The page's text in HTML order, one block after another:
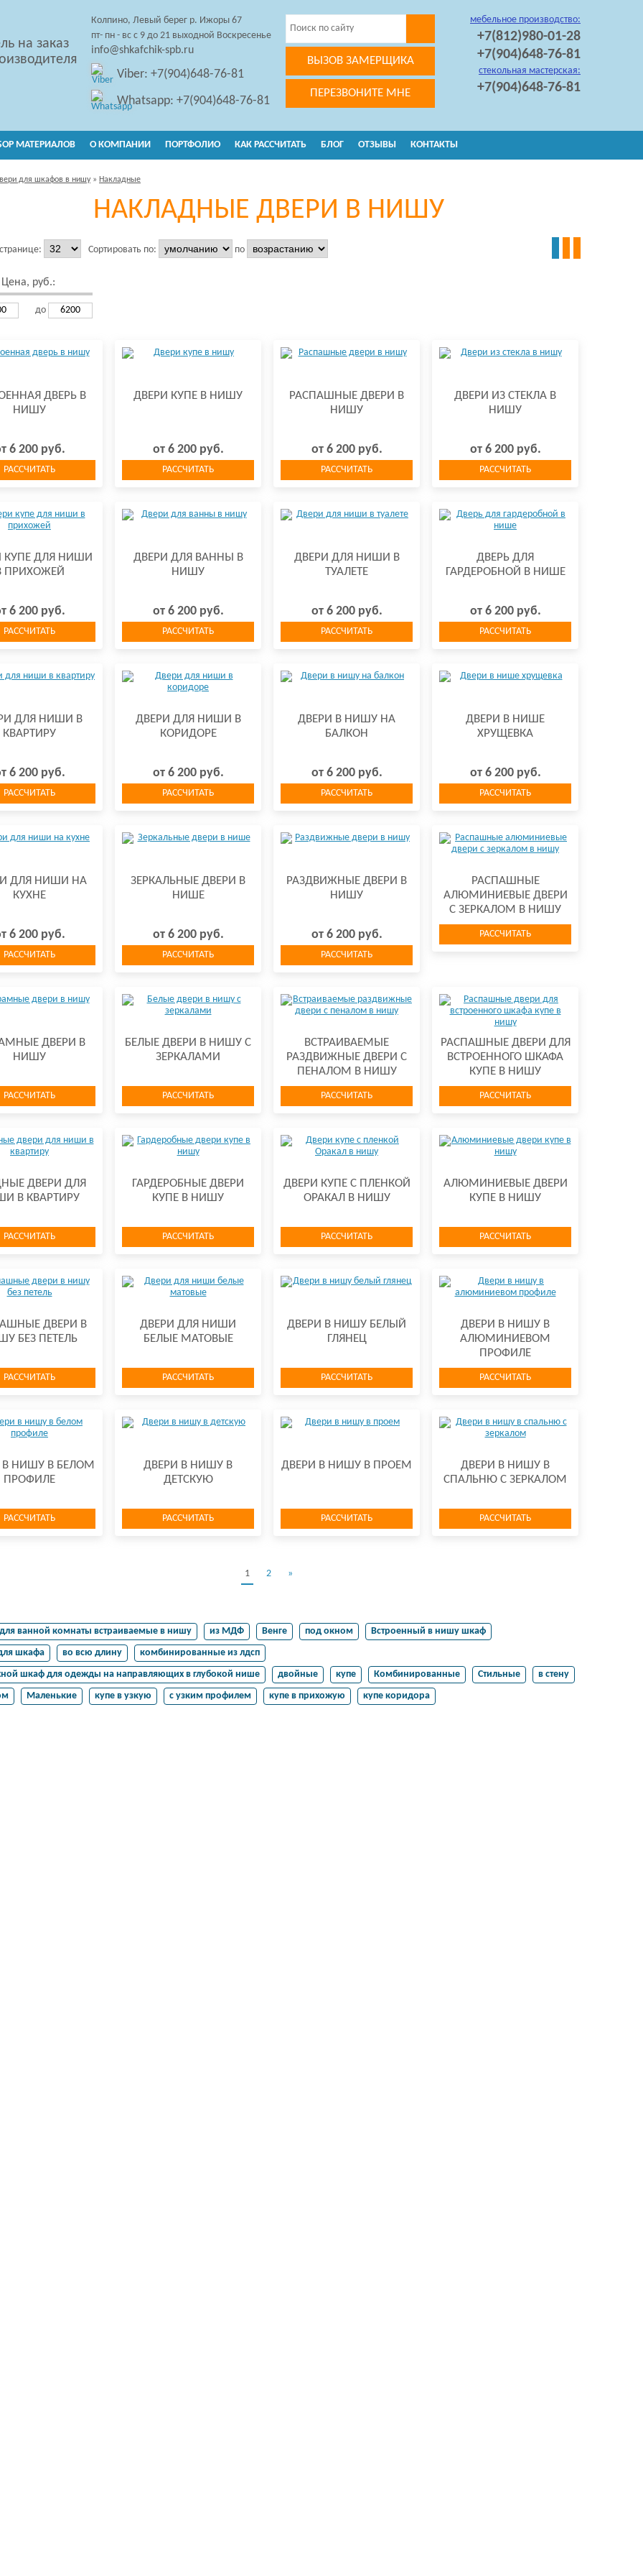
на заказ
Колпино, Левый берег р. Ижоры 67
пт- пн - вс с 9 до 21 выходной Воскресенье
info@shkafchik-spb.ru
Viber: +7(904)648-76-81
Whatsapp: +7(904)648-76-81
ВЫЗОВ ЗАМЕРЩИКА
ПЕРЕЗВОНИТЕ МНЕ
мебельное производство:
+7(812)980-01-28
+7(904)648-76-81
стекольная мастерская:
+7(904)648-76-81
МАТЕРИАЛОВ О КОМПАНИИ ПОРТФОЛИО КАК РАССЧИТАТЬ БЛОГ ОТЗЫВЫ КОНТАКТЫ
для шкафов в нишу » Накладные
НАКЛАДНЫЕ ДВЕРИ В НИШУ
Сортировать по: по
Цена, руб.:
до
ДВЕРЬ В
НИШУ
6 200 руб.
РАССЧИТАТЬ
ДВЕРИ КУПЕ В НИШУ
от 6 200 руб.
РАССЧИТАТЬ
РАСПАШНЫЕ ДВЕРИ В
НИШУ
от 6 200 руб.
РАССЧИТАТЬ
ДВЕРИ ИЗ СТЕКЛА В
НИШУ
от 6 200 руб.
РАССЧИТАТЬ
КУПЕ ДЛЯ НИШИ
ПРИХОЖЕЙ
6 200 руб.
РАССЧИТАТЬ
ДВЕРИ ДЛЯ ВАННЫ В
НИШУ
от 6 200 руб.
РАССЧИТАТЬ
ДВЕРИ ДЛЯ НИШИ В
ТУАЛЕТЕ
от 6 200 руб.
РАССЧИТАТЬ
ДВЕРЬ ДЛЯ
ГАРДЕРОБНОЙ В НИШЕ
от 6 200 руб.
РАССЧИТАТЬ
ДЛЯ НИШИ В
КВАРТИРУ
6 200 руб.
РАССЧИТАТЬ
ДВЕРИ ДЛЯ НИШИ В
КОРИДОРЕ
от 6 200 руб.
РАССЧИТАТЬ
ДВЕРИ В НИШУ НА
БАЛКОН
от 6 200 руб.
РАССЧИТАТЬ
ДВЕРИ В НИШЕ
ХРУЩЕВКА
от 6 200 руб.
РАССЧИТАТЬ
ДЛЯ НИШИ НА
КУХНЕ
6 200 руб.
РАССЧИТАТЬ
ЗЕРКАЛЬНЫЕ ДВЕРИ В
НИШЕ
от 6 200 руб.
РАССЧИТАТЬ
РАЗДВИЖНЫЕ ДВЕРИ В
НИШУ
от 6 200 руб.
РАССЧИТАТЬ
РАСПАШНЫЕ
АЛЮМИНИЕВЫЕ ДВЕРИ
С ЗЕРКАЛОМ В НИШУ
РАССЧИТАТЬ
ДВЕРИ В
НИШУ
РАССЧИТАТЬ
БЕЛЫЕ ДВЕРИ В НИШУ С
ЗЕРКАЛАМИ
РАССЧИТАТЬ
ВСТРАИВАЕМЫЕ
РАЗДВИЖНЫЕ ДВЕРИ С
ПЕНАЛОМ В НИШУ
РАССЧИТАТЬ
РАСПАШНЫЕ ДВЕРИ ДЛЯ
ВСТРОЕННОГО ШКАФА
КУПЕ В НИШУ
РАССЧИТАТЬ
ДВЕРИ ДЛЯ
В КВАРТИРУ
РАССЧИТАТЬ
ГАРДЕРОБНЫЕ ДВЕРИ
КУПЕ В НИШУ
РАССЧИТАТЬ
ДВЕРИ КУПЕ С ПЛЕНКОЙ
ОРАКАЛ В НИШУ
РАССЧИТАТЬ
АЛЮМИНИЕВЫЕ ДВЕРИ
КУПЕ В НИШУ
РАССЧИТАТЬ
ДВЕРИ В
БЕЗ ПЕТЕЛЬ
РАССЧИТАТЬ
ДВЕРИ ДЛЯ НИШИ
БЕЛЫЕ МАТОВЫЕ
РАССЧИТАТЬ
ДВЕРИ В НИШУ БЕЛЫЙ
ГЛЯНЕЦ
РАССЧИТАТЬ
ДВЕРИ В НИШУ В
АЛЮМИНИЕВОМ
ПРОФИЛЕ
РАССЧИТАТЬ
В НИШУ В БЕЛОМ
ПРОФИЛЕ
РАССЧИТАТЬ
ДВЕРИ В НИШУ В
ДЕТСКУЮ
РАССЧИТАТЬ
ДВЕРИ В НИШУ В ПРОЕМ
РАССЧИТАТЬ
ДВЕРИ В НИШУ В
СПАЛЬНЮ С ЗЕРКАЛОМ
РАССЧИТАТЬ
1 2 »
ванной комнаты встраиваемые в нишу из МДФ Венге под окном
Встроенный в нишу шкаф
шкафа
во всю длину
комбинированные из лдсп
шкаф для одежды на направляющих в глубокой нише
двойные купе Комбинированные Стильные
в стену
Маленькие купе в узкую с узким профилем купе в прихожую купе коридора